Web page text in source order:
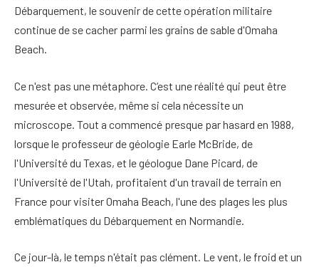
Débarquement, le souvenir de cette opération militaire
continue de se cacher parmi les grains de sable d'Omaha
Beach.
Ce n'est pas une métaphore. C’est une réalité qui peut être
mesurée et observée, même si cela nécessite un
microscope. Tout a commencé presque par hasard en 1988,
lorsque le professeur de géologie Earle McBride, de
l'Université du Texas, et le géologue Dane Picard, de
l'Université de l'Utah, profitaient d'un travail de terrain en
France pour visiter Omaha Beach, l'une des plages les plus
emblématiques du Débarquement en Normandie.
Ce jour-là, le temps n'était pas clément. Le vent, le froid et un